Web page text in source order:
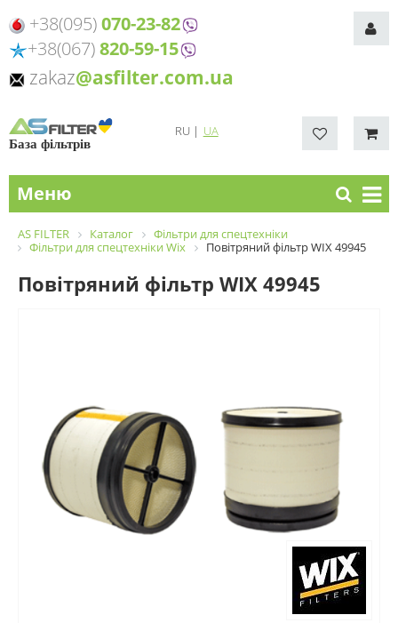
+38(095)070-23-82
+38(067)820-59-15
zakaz@asfilter.com.ua
База фільтрів
RU | UA
Меню
AS FILTER Каталог
Фільтри для спецтехніки
Фільтри для спецтехніки Wix
Повітряний фільтр WIX 49945
Повітряний фільтр WIX 49945